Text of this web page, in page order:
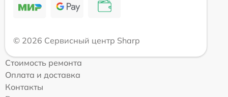
© 2026 Сервисный центр Sharp
Стоимость ремонта
Оплата и доставка
Контакты